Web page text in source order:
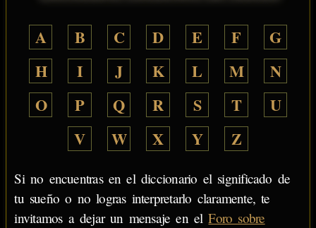
A B C D E F
G
H
I J K L M
N
O
P Q R S T
U
V
W X Y Z
Si no encuentras en el diccionario el significado de
tu sueño o no logras interpretarlo claramente, te
invitamos a dejar un mensaje en elForo sobre